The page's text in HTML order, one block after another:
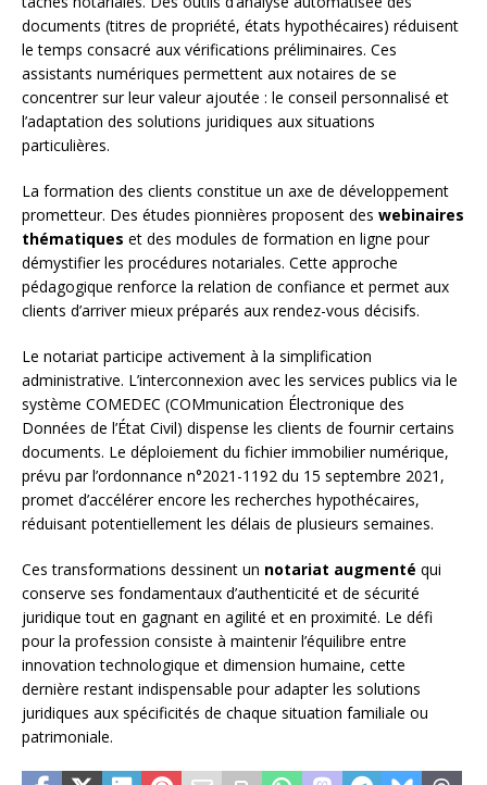
documents (titres de propriété, états hypothécaires) réduisent
le temps consacré aux vérifications préliminaires. Ces
assistants numériques permettent aux notaires de se
concentrer sur leur valeur ajoutée : le conseil personnalisé et
l’adaptation des solutions juridiques aux situations
particulières.
La formation des clients constitue un axe de développement
prometteur. Des études pionnières proposent des webinaires
thématiques et des modules de formation en ligne pour
démystifier les procédures notariales. Cette approche
pédagogique renforce la relation de confiance et permet aux
clients d’arriver mieux préparés aux rendez-vous décisifs.
Le notariat participe activement à la simplification
administrative. L’interconnexion avec les services publics via le
système COMEDEC (COMmunication Électronique des
Données de l’État Civil) dispense les clients de fournir certains
documents. Le déploiement du fichier immobilier numérique,
prévu par l’ordonnance n°2021-1192 du 15 septembre 2021,
promet d’accélérer encore les recherches hypothécaires,
réduisant potentiellement les délais de plusieurs semaines.
Ces transformations dessinent un notariat augmenté qui
conserve ses fondamentaux d’authenticité et de sécurité
juridique tout en gagnant en agilité et en proximité. Le défi
pour la profession consiste à maintenir l’équilibre entre
innovation technologique et dimension humaine, cette
dernière restant indispensable pour adapter les solutions
juridiques aux spécificités de chaque situation familiale ou
patrimoniale.